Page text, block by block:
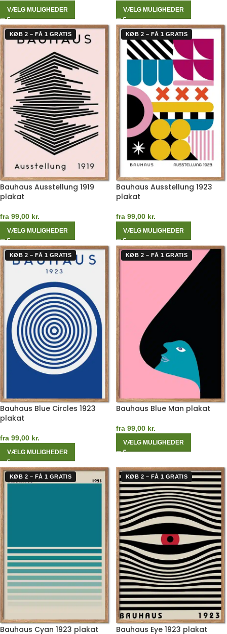
VÆLG MULIGHEDER VÆLG MULIGHEDER
KØB 2 – FÅ 1 GRATIS
Bauhaus Ausstellung 1919
plakat
fra 99,00 kr.
VÆLG MULIGHEDER
KØB 2 – FÅ 1 GRATIS
Bauhaus Ausstellung 1923
plakat
fra 99,00 kr.
VÆLG MULIGHEDER
KØB 2 – FÅ 1 GRATIS
Bauhaus Blue Circles 1923
plakat
fra 99,00 kr.
VÆLG MULIGHEDER
KØB 2 – FÅ 1 GRATIS
Bauhaus Blue Man plakat
fra 99,00 kr.
VÆLG MULIGHEDER
KØB 2 – FÅ 1 GRATIS
Bauhaus Cyan 1923 plakat
KØB 2 – FÅ 1 GRATIS
Bauhaus Eye 1923 plakat